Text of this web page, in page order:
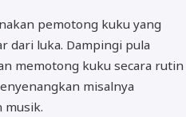
pemotong kuku yang
dari luka. Dampingi pula
memotong kuku secara rutin
misalnya
musik.